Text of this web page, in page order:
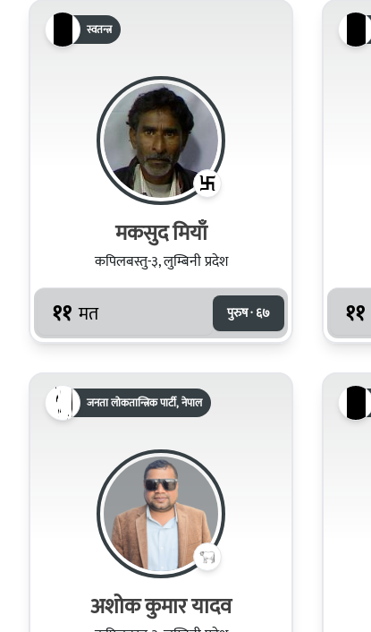
स्वतन्त्र
मकसुद मियाँ
कपिलबस्तु-३, लुम्बिनी प्रदेश
११ मत पुरुष · ६७ ११
जनता लोकतान्त्रिक पार्टी, नेपाल
अशोक कुमार यादव